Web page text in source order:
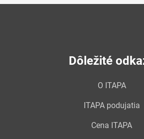
Dôležité
O ITAPA
ITAPA podujatia
Cena ITAPA